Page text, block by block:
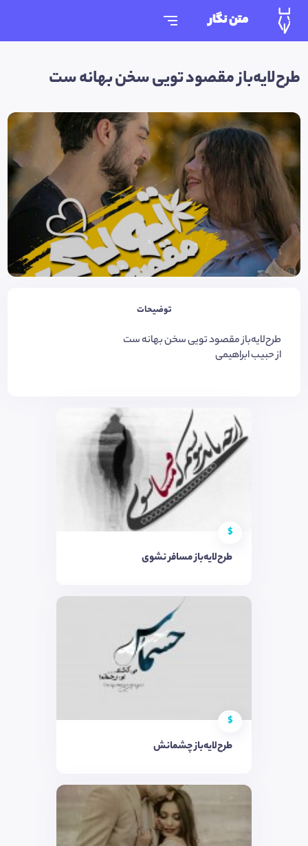
متن نگار
طرح‌لایه‌باز مقصود تویی سخن بهانه ست
توضیحات
طرح‌لایه‌باز مقصود تویی سخن بهانه ست
از حبیب ابراهیمی
$
طرح‌لایه‌باز مسافر نشوی
$
طرح‌لایه‌باز چشمانش